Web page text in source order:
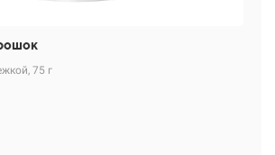
75 г